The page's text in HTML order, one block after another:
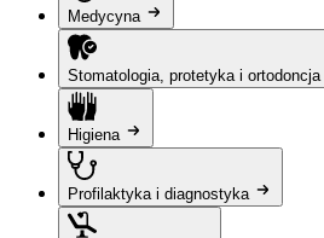
Medycyna
Stomatologia, protetyka i ortodoncja
Higiena
Profilaktyka i diagnostyka